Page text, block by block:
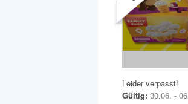
Leider verpasst!
Gültig: 30.06. -